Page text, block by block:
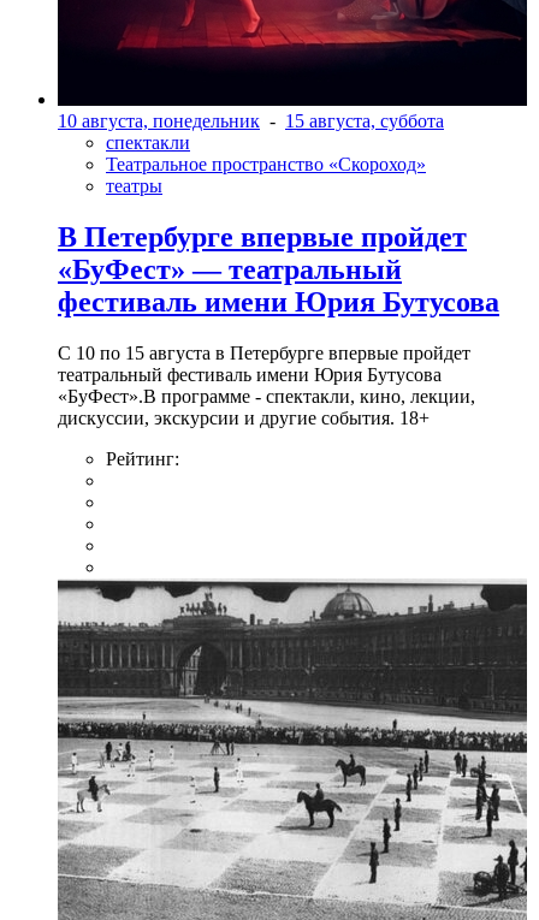
10 августа, понедельник - 15 августа, суббота
спектакли
Театральное пространство «Скороход»
театры
В Петербурге впервые пройдет
«БуФест» — театральный
фестиваль имени Юрия Бутусова
С 10 по 15 августа в Петербурге впервые пройдет
театральный фестиваль имени Юрия Бутусова
«БуФест».В программе - спектакли, кино, лекции,
дискуссии, экскурсии и другие события. 18+
Рейтинг: